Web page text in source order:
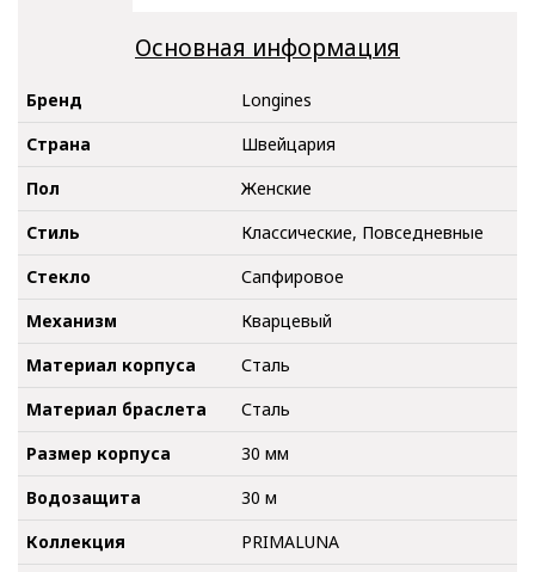
Основная информация
Бренд
Longines
Страна
Швейцария
Пол
Женские
Стиль
Классические, Повседневные
Стекло
Сапфировое
Механизм
Кварцевый
Материал корпуса
Сталь
Материал браслета
Сталь
Размер корпуса
30 мм
Водозащита
30 м
Коллекция
PRIMALUNA